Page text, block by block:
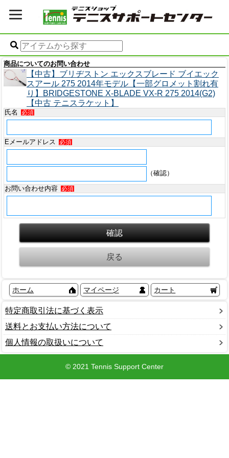
商品についてのお問い合わせ
【中古】ブリヂストン エックスブレード ブイエック
スアール 275 2014年モデル【一部グロメット割れ有
り】BRIDGESTONE X-BLADE VX-R 275 2014(G2)
【中古 テニスラケット】
氏名 必須
Eメールアドレス 必須
（確認）
お問い合わせ内容
必須
ホーム マイページ カート
特定商取引法に基づく表示
送料とお支払い方法について
個人情報の取扱いについて
© 2021 Tennis Support Center